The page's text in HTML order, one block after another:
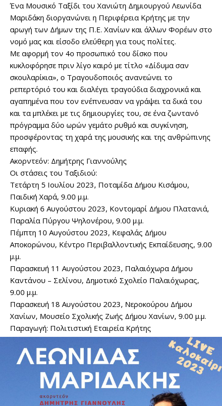
Ένα Μουσικό Ταξίδι του Χανιώτη Δημιουργού Λεωνίδα
Μαριδάκη διοργανώνει η Περιφέρεια Κρήτης με την
αρωγή των Δήμων της Π.Ε. Χανίων και άλλων Φορέων στο
νομό μας και είσοδο ελεύθερη για τους πολίτες.
Με αφορμή τον 4ο προσωπικό του δίσκο που
κυκλοφόρησε πριν λίγο καιρό με τίτλο «Δίδυμα σαν
σκουλαρίκια», ο Τραγουδοποιός ανανεώνει το
ρεπερτόριό του και διαλέγει τραγούδια διαχρονικά και
αγαπημένα που τον ενέπνευσαν να γράψει τα δικά του
και τα μπλέκει με τις δημιουργίες του, σε ένα ζωντανό
πρόγραμμα δύο ωρών γεμάτο ρυθμό και συγκίνηση,
προσφέροντας τη χαρά της μουσικής και της ανθρώπινης
επαφής.
Ακορντεόν: Δημήτρης Γιαννούλης
Οι στάσεις του Ταξιδιού:
Τετάρτη 5 Ιουλίου 2023, Ποταμίδα Δήμου Κισάμου,
Παιδική Χαρά, 9.00 μ.μ.
Κυριακή 6 Αυγούστου 2023, Κοντομαρί Δήμου Πλατανιά,
Παραλία Πύργου Ψηλονέρου, 9.00 μ.μ.
Πέμπτη 10 Αυγούστου 2023, Κεφαλάς Δήμου
Αποκορώνου, Κέντρο Περιβαλλοντικής Εκπαίδευσης, 9.00
μ.μ.
Παρασκευή 11 Αυγούστου 2023, Παλαιόχωρα Δήμου
Καντάνου – Σελίνου, Δημοτικό Σχολείο Παλαιόχωρας,
9.00 μ.μ.
Παρασκευή 18 Αυγούστου 2023, Νεροκούρου Δήμου
Χανίων, Μουσείο Σχολικής Ζωής Δήμου Χανίων, 9.00 μ.μ.
Παραγωγή: Πολιτιστική Εταιρεία Κρήτης